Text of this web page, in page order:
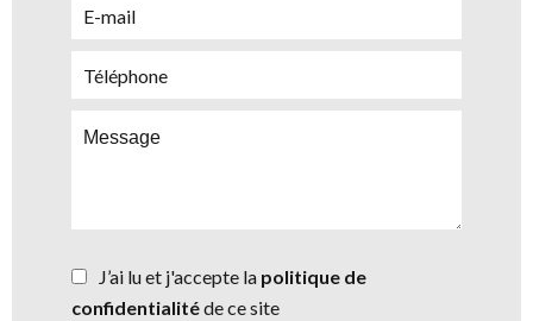
J’ai lu et j'accepte la politique de
confidentialitéde ce site